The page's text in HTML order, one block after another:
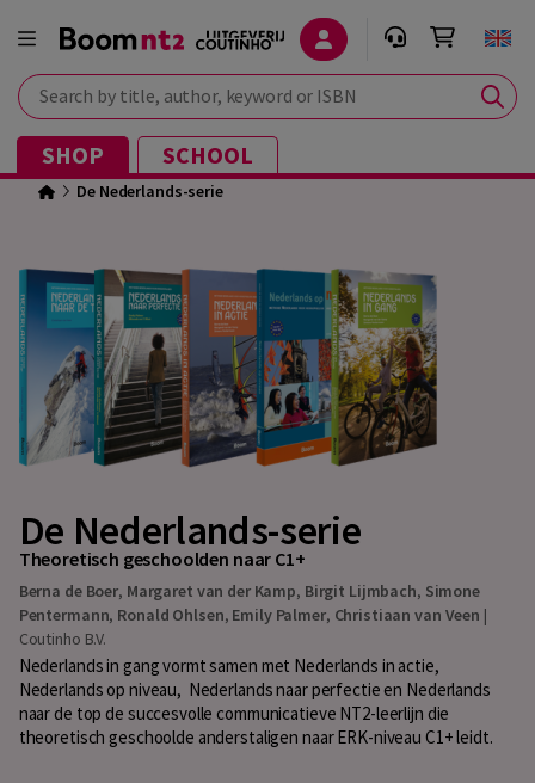
Search by title, author, keyword or ISBN
SHOP SCHOOL
De Nederlands-serie
De Nederlands-serie
Theoretisch geschoolden naar C1+
Berna de Boer, Margaret van der Kamp, Birgit Lijmbach, Simone
Pentermann, Ronald Ohlsen, Emily Palmer, Christiaan van Veen |
Coutinho B.V.
Nederlands in gang vormt samen met Nederlands in actie,
Nederlands op niveau, Nederlands naar perfectie en Nederlands
naar de top de succesvolle communicatieve NT2-leerlijn die
theoretisch geschoolde anderstaligen naar ERK-niveau C1+ leidt.